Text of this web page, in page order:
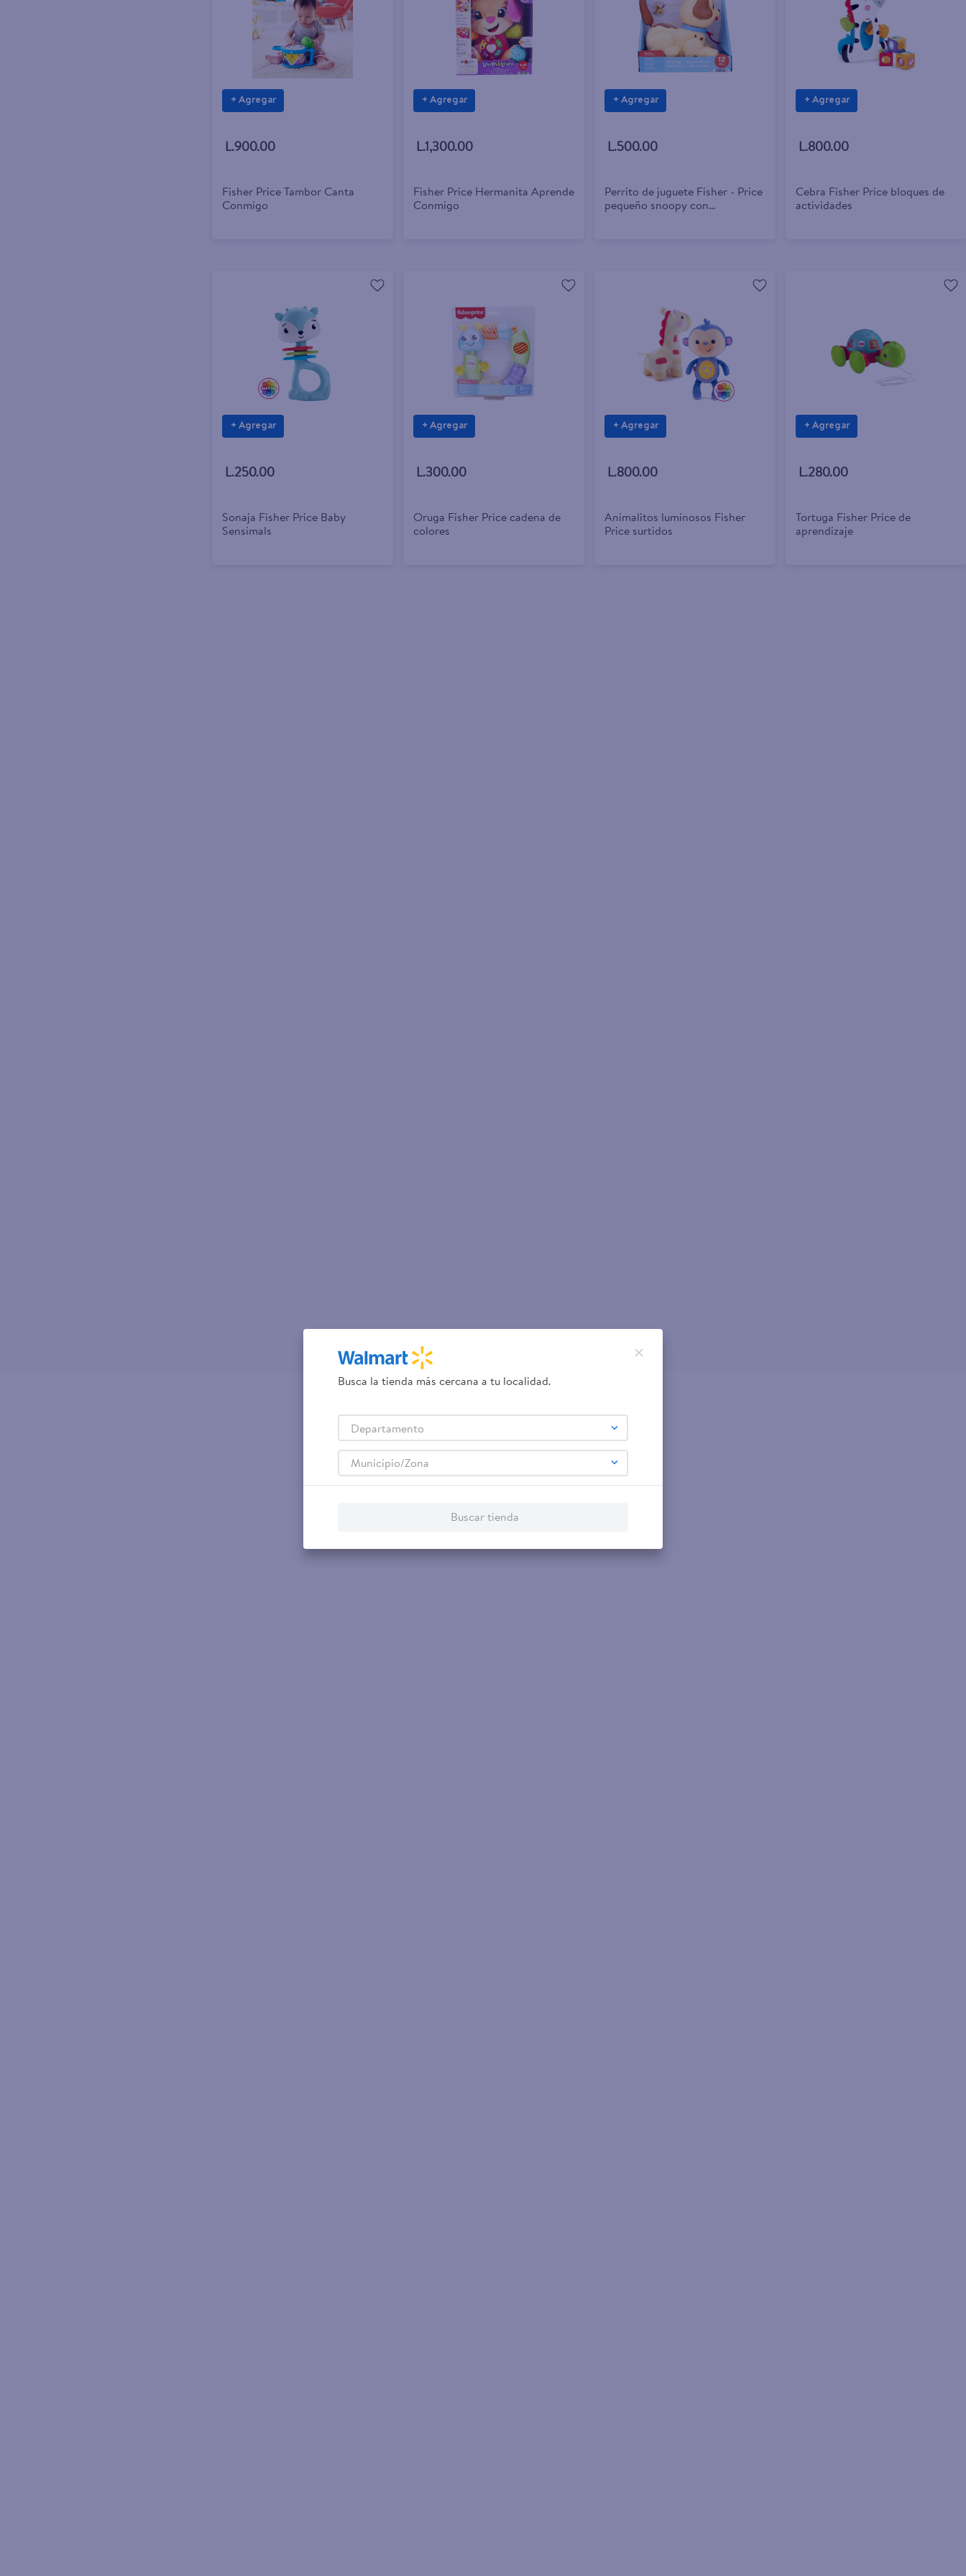
+ Agregar
L.900.00
Fisher Price Tambor Canta
Conmigo
+ Agregar
L.1,300.00
Fisher Price Hermanita Aprende
Conmigo
+ Agregar
L.500.00
Perrito de juguete Fisher - Price
pequeño snoopy con
+ Agregar
L.800.00
Cebra Fisher Price bloques de
actividades
+ Agregar
L.250.00
Sonaja Fisher Price Baby
Sensimals
+ Agregar
L.300.00
Oruga Fisher Price cadena de
colores
+ Agregar
L.800.00
Animalitos luminosos Fisher
Price surtidos
+ Agregar
L.280.00
Tortuga Fisher Price de
aprendizaje
Busca la tienda más cercana a tu localidad.
Departamento
Municipio/Zona
Buscar tienda